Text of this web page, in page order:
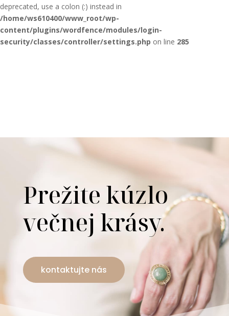
deprecated, use a colon (:) instead in
/home/ws610400/www_root/wp-
content/plugins/wordfence/modules/login-
security/classes/controller/settings.php on line 285
Prežite kúzlo
večnej krásy.
kontaktujte nás